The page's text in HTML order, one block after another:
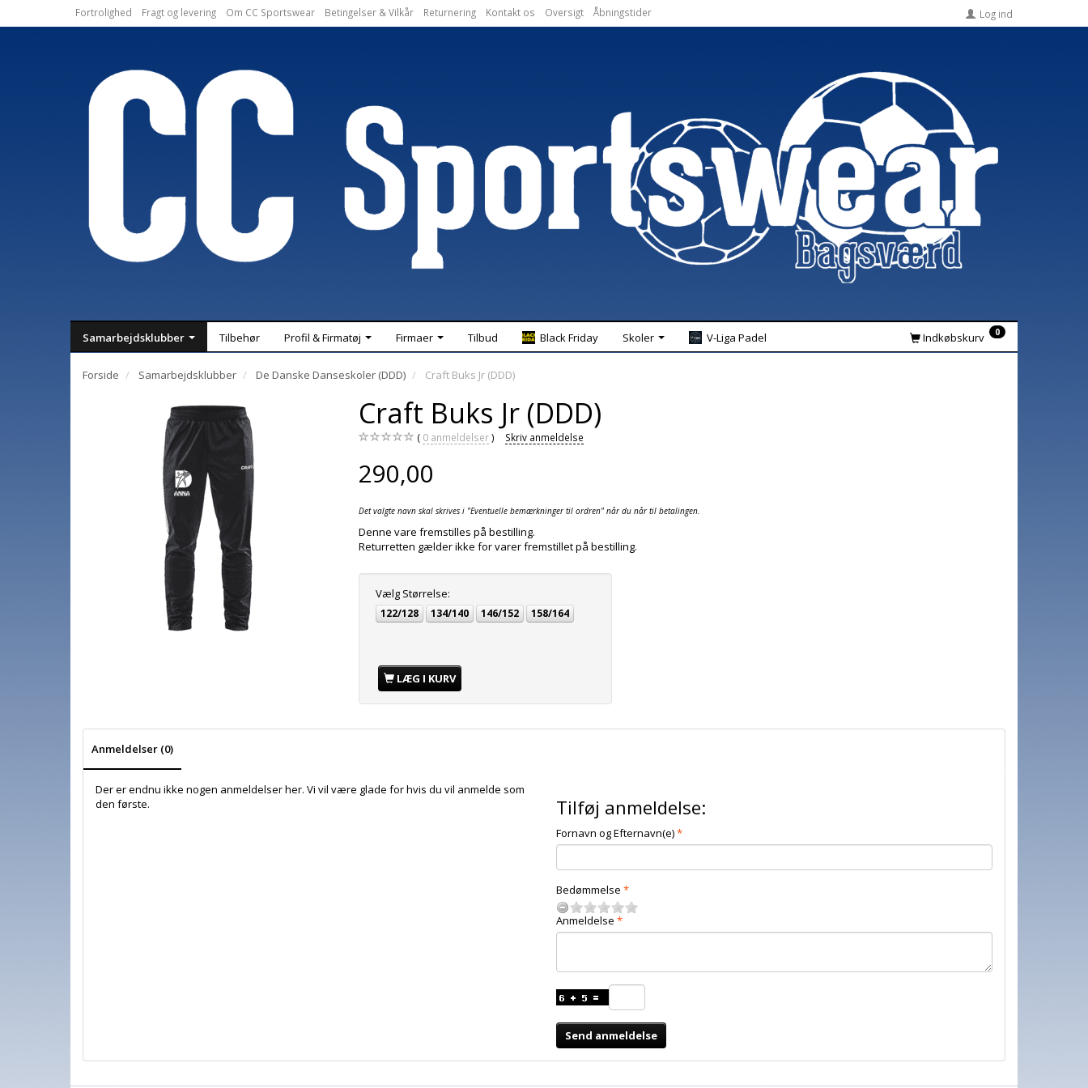
Fortrolighed Fragt og levering Om CC Sportswear Betingelser & Vilkår Returnering Kontakt os Oversigt Åbningstider Log ind
Samarbejdsklubber Tilbehør Profil & Firmatøj Firmaer Tilbud Black Friday Skoler V-Liga Padel Indkøbskurv 0
Forside Samarbejdsklubber De Danske Danseskoler (DDD) Craft Buks Jr (DDD)
Craft Buks Jr (DDD)
0 anmeldelser Skriv anmeldelse
290,00
Det valgte navn skal skrives i "Eventuelle bemærkninger til ordren" når du når til betalingen.
Denne vare fremstilles på bestilling.
Returretten gælder ikke for varer fremstillet på bestilling.
Vælg Størrelse:
122/128 134/140 146/152 158/164
LÆG I KURV
Anmeldelser (0)
Der er endnu ikke nogen anmeldelser her. Vi vil være glade for hvis du vil anmelde som
den første.
Tilføj anmeldelse:
Fornavn og Efternavn(e)
Bedømmelse
Anmeldelse
Send anmeldelse